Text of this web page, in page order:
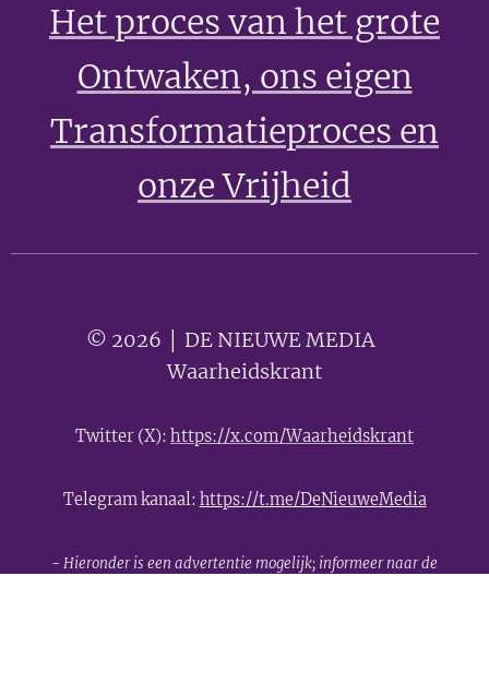
Het proces van het grote
Ontwaken, ons eigen
Transformatieproces en
onze Vrijheid
© 2026 │ DE NIEUWE MEDIA 🟣
Waarheidskrant
Twitter (X): https://x.com/Waarheidskrant
Telegram kanaal: https://t.me/DeNieuweMedia
- Hieronder is een advertentie mogelijk; informeer naar de